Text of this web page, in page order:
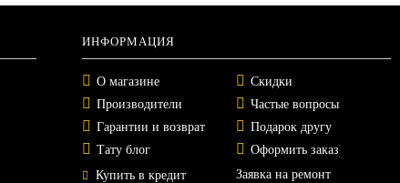
ИНФОРМАЦИЯ
О магазине
Производители
Гарантии и возврат
Тату блог
Скидки
Частые вопросы
Подарок другу
Оформить заказ
Купить в кредит
Заявка на ремонт